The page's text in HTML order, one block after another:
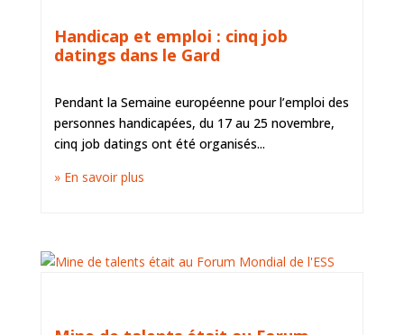
Handicap et emploi : cinq job
datings dans le Gard
Pendant la Semaine européenne pour l’emploi des
personnes handicapées, du 17 au 25 novembre,
cinq job datings ont été organisés...
» En savoir plus